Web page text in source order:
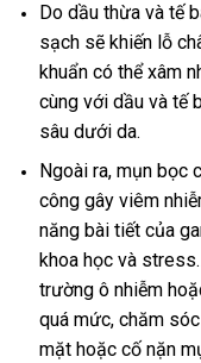
Do dầu thừa và tế
sạch sẽ khiến lỗ
khuẩn có thể xâm
cùng với dầu và tế
sâu dưới da.
Ngoài ra, mụn bọc
công gây viêm
năng bài tiết của
khoa học và
trường ô nhiễm
quá mức, chăm
mặt hoặc cố nặn